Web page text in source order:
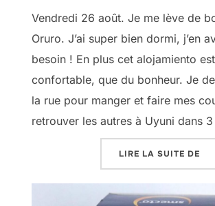
Vendredi 26 août. Je me lève de
Oruro. J’ai super bien dormi, j’en
besoin ! En plus cet alojamiento
confortable, que du bonheur. Je
la rue pour manger et faire mes
retrouver les autres à Uyuni dans
LIRE LA SUITE DE